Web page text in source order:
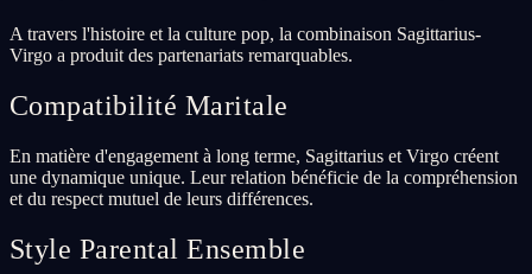
A travers l'histoire et la culture pop, la combinaison Sagittarius-
Virgo a produit des partenariats remarquables.
Compatibilité Maritale
En matière d'engagement à long terme, Sagittarius et Virgo créent
une dynamique unique. Leur relation bénéficie de la compréhension
et du respect mutuel de leurs différences.
Style Parental Ensemble